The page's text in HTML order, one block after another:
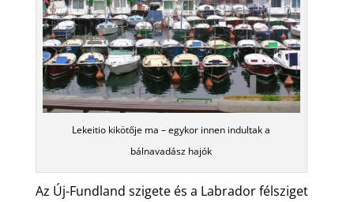
Lekeitio kikötője ma – egykor innen indultak a
bálnavadász hajók
Az Új-Fundland szigete és a Labrador félsziget